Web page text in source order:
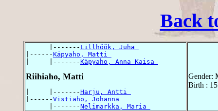
Back
      |-------
Lillhöök, Juha
|------Käpyaho, Matti
|     |-------Käpyaho, Anna Kaisa
Riihiaho, Matti
|     |-------Harju, Antti
|------Vistiaho, Johanna
      |-------
Nelimarkka, Maria
Gender:
Birth :